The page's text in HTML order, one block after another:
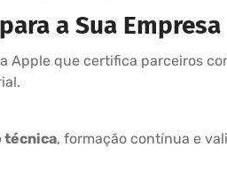
a Sua Empresa
Apple que certifica parceiros
técnica, formação contínua e